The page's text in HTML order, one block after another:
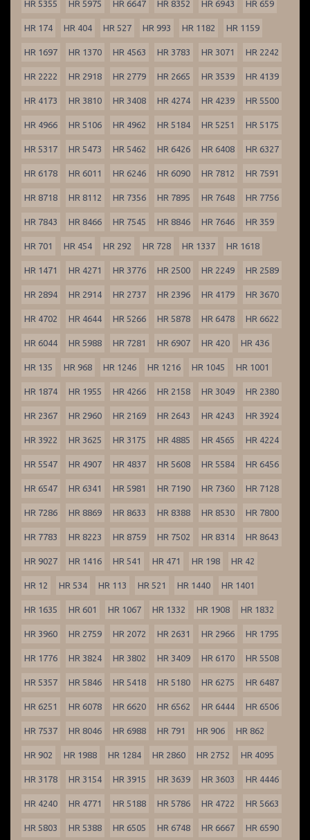
HR 5355 HR 5975 HR 6647 HR 8352 HR 6943 HR 659
HR 174 HR 404 HR 527 HR 993 HR 1182 HR 1159
HR 1697 HR 1370 HR 4563 HR 3783 HR 3071 HR 2242
HR 2222 HR 2918 HR 2779 HR 2665 HR 3539 HR 4139
HR 4173 HR 3810 HR 3408 HR 4274 HR 4239 HR 5500
HR 4966 HR 5106 HR 4962 HR 5184 HR 5251 HR 5175
HR 5317 HR 5473 HR 5462 HR 6426 HR 6408 HR 6327
HR 6178 HR 6011 HR 6246 HR 6090 HR 7812 HR 7591
HR 8718 HR 8112 HR 7356 HR 7895 HR 7648 HR 7756
HR 7843 HR 8466 HR 7545 HR 8846 HR 7646 HR 359
HR 701 HR 454 HR 292 HR 728 HR 1337 HR 1618
HR 1471 HR 4271 HR 3776 HR 2500 HR 2249 HR 2589
HR 2894 HR 2914 HR 2737 HR 2396 HR 4179 HR 3670
HR 4702 HR 4644 HR 5266 HR 5878 HR 6478 HR 6622
HR 6044 HR 5988 HR 7281 HR 6907 HR 420 HR 436
HR 135 HR 968 HR 1246 HR 1216 HR 1045 HR 1001
HR 1874 HR 1955 HR 4266 HR 2158 HR 3049 HR 2380
HR 2367 HR 2960 HR 2169 HR 2643 HR 4243 HR 3924
HR 3922 HR 3625 HR 3175 HR 4885 HR 4565 HR 4224
HR 5547 HR 4907 HR 4837 HR 5608 HR 5584 HR 6456
HR 6547 HR 6341 HR 5981 HR 7190 HR 7360 HR 7128
HR 7286 HR 8869 HR 8633 HR 8388 HR 8530 HR 7800
HR 7783 HR 8223 HR 8759 HR 7502 HR 8314 HR 8643
HR 9027 HR 1416 HR 541 HR 471 HR 198 HR 42
HR 12 HR 534 HR 113 HR 521 HR 1440 HR 1401
HR 1635 HR 601 HR 1067 HR 1332 HR 1908 HR 1832
HR 3960 HR 2759 HR 2072 HR 2631 HR 2966 HR 1795
HR 1776 HR 3824 HR 3802 HR 3409 HR 6170 HR 5508
HR 5357 HR 5846 HR 5418 HR 5180 HR 6275 HR 6487
HR 6251 HR 6078 HR 6620 HR 6562 HR 6444 HR 6506
HR 7537 HR 8046 HR 6988 HR 791 HR 906 HR 862
HR 902 HR 1988 HR 1284 HR 2860 HR 2752 HR 4095
HR 3178 HR 3154 HR 3915 HR 3639 HR 3603 HR 4446
HR 4240 HR 4771 HR 5188 HR 5786 HR 4722 HR 5663
HR 5803 HR 5388 HR 6505 HR 6748 HR 6667 HR 6590